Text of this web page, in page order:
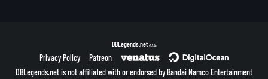
DBLegends.net v1.1.5a
Privacy Policy
Patreon
DBLegends.net is not affiliated with or endorsed by Bandai Namco Entertainment